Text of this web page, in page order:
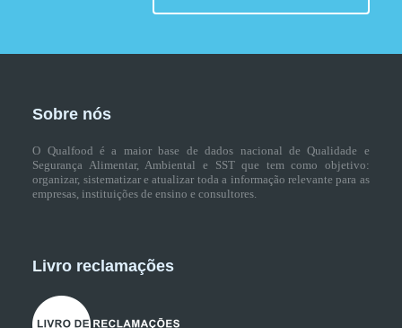
Sobre nós
O Qualfood é a maior base de dados nacional de Qualidade e
Segurança Alimentar, Ambiental e SST que tem como objetivo:
organizar, sistematizar e atualizar toda a informação relevante para as
empresas, instituições de ensino e consultores.
Livro reclamações